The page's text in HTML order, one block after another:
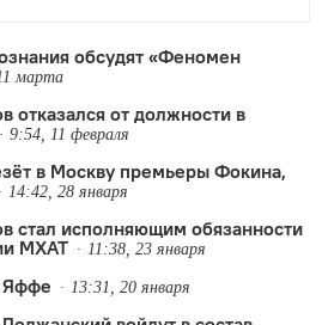
отдела фестиваля
обсудят «Феномен
марта
отказался от должности в
9:54, 11 февраля
в Москву премьеры Фокина,
14:42, 28 января
стал исполняющим обязанности
МХАТ
11:38, 23 января
Яффе 13:31, 20 января